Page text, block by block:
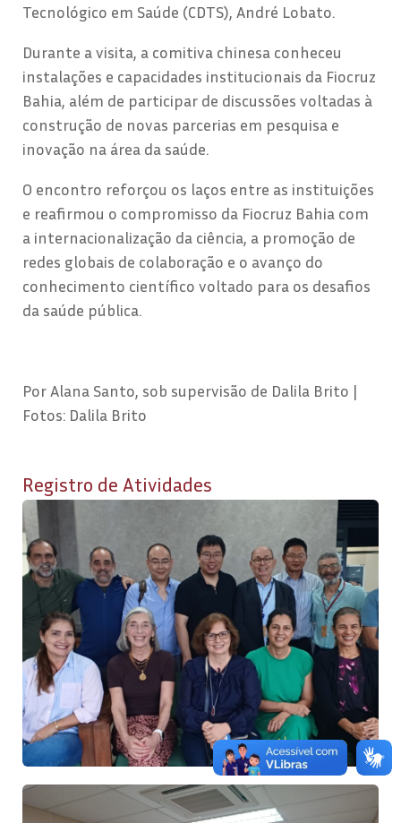
Tecnológico em Saúde (CDTS), André Lobato.
Durante a visita, a comitiva chinesa conheceu
instalações e capacidades institucionais da Fiocruz
Bahia, além de participar de discussões voltadas à
construção de novas parcerias em pesquisa e
inovação na área da saúde.
O encontro reforçou os laços entre as instituições
e reafirmou o compromisso da Fiocruz Bahia com
a internacionalização da ciência, a promoção de
redes globais de colaboração e o avanço do
conhecimento científico voltado para os desafios
da saúde pública.
Por Alana Santo, sob supervisão de Dalila Brito |
Fotos: Dalila Brito
Registro de Atividades